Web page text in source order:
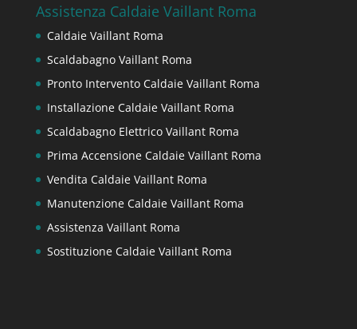
Assistenza Caldaie Vaillant Roma
Caldaie Vaillant Roma
Scaldabagno Vaillant Roma
Pronto Intervento Caldaie Vaillant Roma
Installazione Caldaie Vaillant Roma
Scaldabagno Elettrico Vaillant Roma
Prima Accensione Caldaie Vaillant Roma
Vendita Caldaie Vaillant Roma
Manutenzione Caldaie Vaillant Roma
Assistenza Vaillant Roma
Sostituzione Caldaie Vaillant Roma